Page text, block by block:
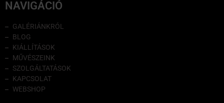
NAVIGÁCIÓ
GALÉRIÁNKRÓL
BLOG
KIÁLLÍTÁSOK
MŰVÉSZEINK
SZOLGÁLTATÁSOK
KAPCSOLAT
WEBSHOP